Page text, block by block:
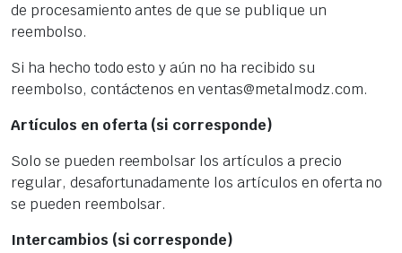
de procesamiento antes de que se publique un
reembolso.
Si ha hecho todo esto y aún no ha recibido su
reembolso, contáctenos en ventas@metalmodz.com.
Artículos en oferta (si corresponde)
Solo se pueden reembolsar los artículos a precio
regular, desafortunadamente los artículos en oferta no
se pueden reembolsar.
Intercambios (si corresponde)